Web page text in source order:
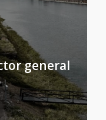
general